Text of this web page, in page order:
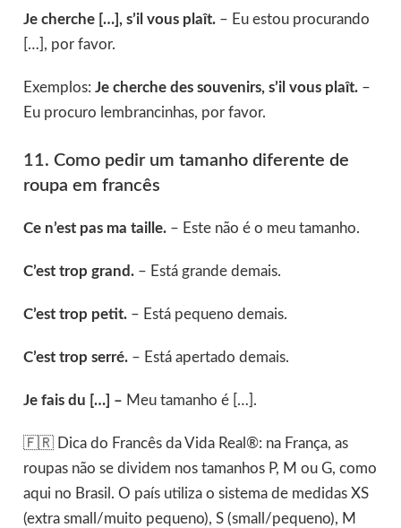
Je cherche […], s’il vous plaît. – Eu estou procurando
[…], por favor.
Exemplos: Je cherche des souvenirs, s’il vous plaît.–
Eu procuro lembrancinhas, por favor.
11. Como pedir um tamanho diferente de
roupa em francês
Ce n’est pas ma taille.– Este não é o meu tamanho.
C’est trop grand.– Está grande demais.
C’est trop petit.– Está pequeno demais.
C’est trop serré. – Está apertado demais.
Je fais du […] – Meu tamanho é […].
🇫🇷 Dica do Francês da Vida Real®: na França, as
roupas não se dividem nos tamanhos P, M ou G, como
aqui no Brasil. O país utiliza o sistema de medidas XS
(extra small/muito pequeno), S (small/pequeno), M